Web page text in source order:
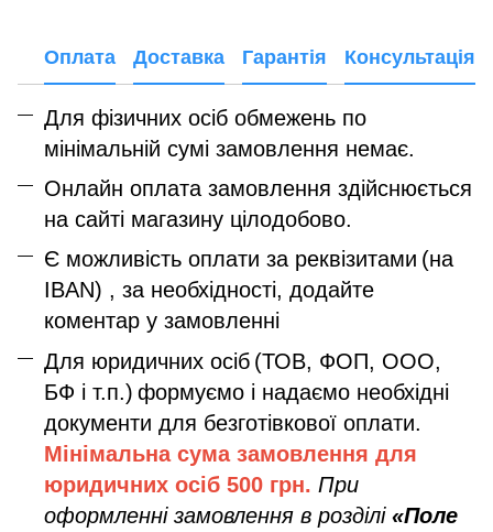
Оплата Доставка Гарантія Консультація
Для фізичних осіб обмежень по
мінімальній сумі замовлення немає.
Онлайн оплата замовлення здійснюється
на сайті магазину цілодобово.
Є можливість оплати за реквізитами (на
IBAN) , за необхідності, додайте
коментар у замовленні
Для юридичних осіб (ТОВ, ФОП, ООО,
БФ і т.п.) формуємо і надаємо необхідні
документи для безготівкової оплати.
Мінімальна сума замовлення для
юридичних осіб 500 грн. При
оформленні замовлення в розділі «Поле